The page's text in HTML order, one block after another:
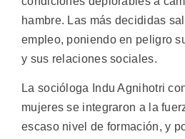
hambre. Las más decididas
empleo, poniendo en peligro
y sus relaciones sociales.
La socióloga Indu Agnihotri
mujeres se integraron a la
escaso nivel de formación, y